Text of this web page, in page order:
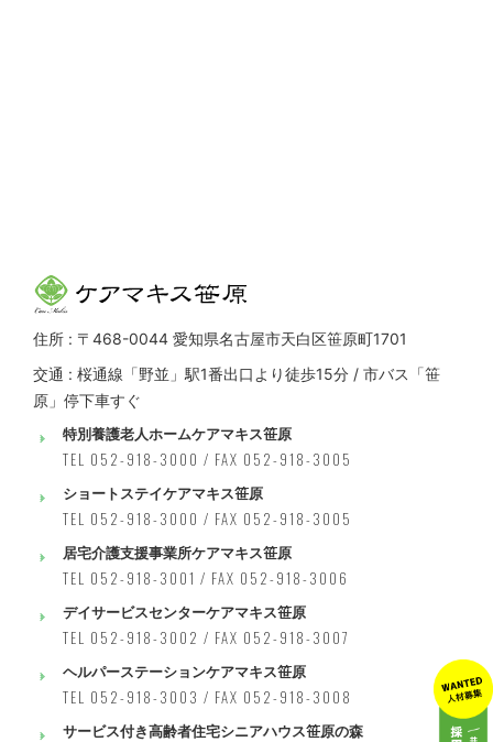
住所 : 〒468-0044 愛知県名古屋市天白区笹原町1701
交通 : 桜通線「野並」駅1番出口より徒歩15分 / 市バス「笹
原」停下車すぐ
特別養護老人ホームケアマキス笹原
TEL 052-918-3000 / FAX 052-918-3005
ショートステイケアマキス笹原
TEL 052-918-3000 / FAX 052-918-3005
居宅介護支援事業所ケアマキス笹原
TEL 052-918-3001 / FAX 052-918-3006
デイサービスセンターケアマキス笹原
TEL 052-918-3002 / FAX 052-918-3007
ヘルパーステーションケアマキス笹原
TEL 052-918-3003 / FAX 052-918-3008
サービス付き高齢者住宅シニアハウス笹原の森